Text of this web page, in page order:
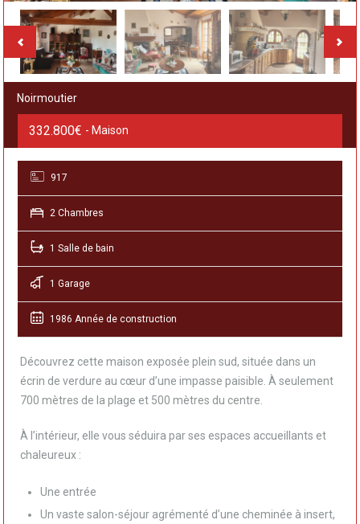
Noirmoutier
332.800€ - Maison
917
2 Chambres
1 Salle de bain
1 Garage
1986 Année de construction
Découvrez cette maison exposée plein sud, située dans un
écrin de verdure au cœur d’une impasse paisible. À seulement
700 mètres de la plage et 500 mètres du centre.
À l’intérieur, elle vous séduira par ses espaces accueillants et
chaleureux :
Une entrée
Un vaste salon-séjour agrémenté d’une cheminée à insert,